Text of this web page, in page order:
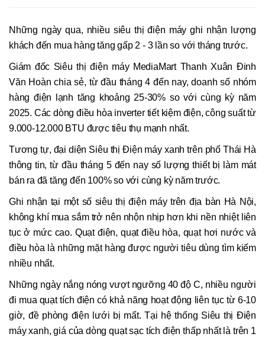
Những ngày qua, nhiều siêu thị điện máy ghi nhận lượng
khách đến mua hàng tăng gấp 2 - 3 lần so với tháng trước.
Giám đốc Siêu thị điện máy MediaMart Thanh Xuân Đinh
Văn Hoàn chia sẻ, từ đầu tháng 4 đến nay, doanh số nhóm
hàng điện lạnh tăng khoảng 25-30% so với cùng kỳ năm
2025. Các dòng điều hòa inverter tiết kiệm điện, công suất từ
9.000-12.000 BTU được tiêu thụ mạnh nhất.
Tương tự, đại diện Siêu thị Điện máy xanh trên phố Thái Hà
thông tin, từ đầu tháng 5 đến nay số lượng thiết bị làm mát
bán ra đã tăng đến 100% so với cùng kỳ năm trước.
Ghi nhận tại một số siêu thị điện máy trên địa bàn Hà Nội,
không khí mua sắm trở nên nhộn nhịp hơn khi nền nhiệt liên
tục ở mức cao. Quạt điện, quạt điều hòa, quạt hơi nước và
điều hòa là những mặt hàng được người tiêu dùng tìm kiếm
nhiều nhất.
Những ngày nắng nóng vượt ngưỡng 40 độ C, nhiều người
đi mua quạt tích điện có khả năng hoạt động liên tục từ 6-10
giờ, đề phòng điện lưới bị mất. Tại hệ thống Siêu thị Điện
máy xanh, giá của dòng quạt sạc tích điện thấp nhất là trên 1